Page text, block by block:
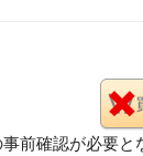
前確認が必要と